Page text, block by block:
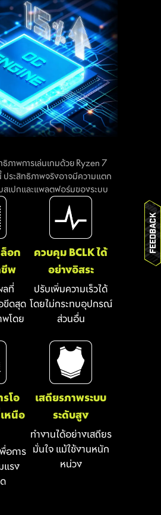
Feedback
ภาพการเล่นเกมด้วย Ryzen 7
ระสิทธิภาพจริงอาจมีความแตก
เปกและแพลตฟอร์มของระบบ
อก
ชีพ
ลที่
ขีดสุด
โดย
ควบคุม BCLK ได้
อย่างอิสระ
ปรับเพิ่มความเร็วได้
โดยไม่กระทบอุปกรณ์
ส่วนอื่น
โอ
หนือ
อการ
แรง
เสถียรภาพระบบ
ระดับสูง
ทำงานได้อย่างเสถียร
มั่นใจ แม้ใช้งานหนัก
หน่วง
KILLER
ดตัวฟีเจอร์ล่าสุด "Latency
อร์ดซ็อกเก็ต AM5 ทุกรุ่น
เปิดใช้งานใน BIOS เพื่อลด
งหน่วยความจำลงสูงสุดถึง
านที่ความถี่สูง ที่สำคัญยัง
นร่วมกับฟีเจอร์โอเวอร์คล็อก
ายได้อย่างสมบูรณ์แบบ ทั้ง
Efficiency Mode
มหน่วง
มสูงสุด 12%
ำหนาพิเศษควบคู่กับฝาหลัง
ารกัดกร่อน ช่วยป้องกัน
ะลดสัญญาณรบกวนจาก
ม่เหล็กไฟฟ้าของระบบ ทั้งยัง
มากกว่าฝาหลังแบบดั้งเดิม
อย่างเห็นได้ชัด
อการโฆษณาประกอบการอธิบาย
สอบรายละเอียดเพิ่มเติมที่หน้า
ข้อมูลจำเพาะ
ให้ความสำคัญกับความ